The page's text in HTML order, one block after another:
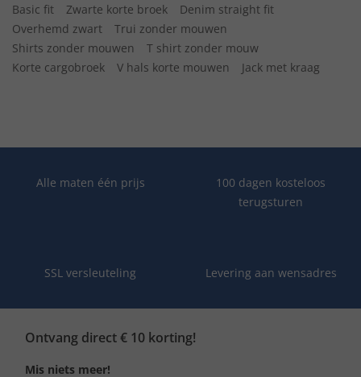
Basic fit Zwarte korte broek
Denim straight fit
Overhemd zwart
Trui zonder mouwen
Shirts zonder mouwen
T shirt zonder mouw
Korte cargobroek
V hals korte mouwen Jack met kraag
Alle maten één prijs
100 dagen kosteloos
terugsturen
SSL versleuteling Levering aan wensadres
Ontvang direct € 10 korting!
Mis niets meer!